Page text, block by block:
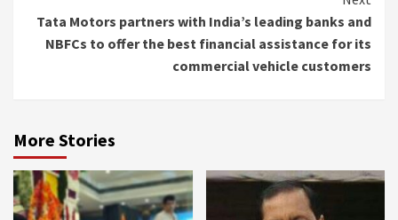
Tata Motors partners with India’s leading banks and
NBFCs to offer the best financial assistance for its
commercial vehicle customers
More Stories